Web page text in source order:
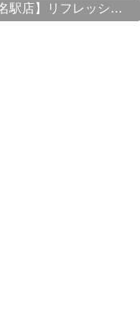
駅店】リフレッシュル...